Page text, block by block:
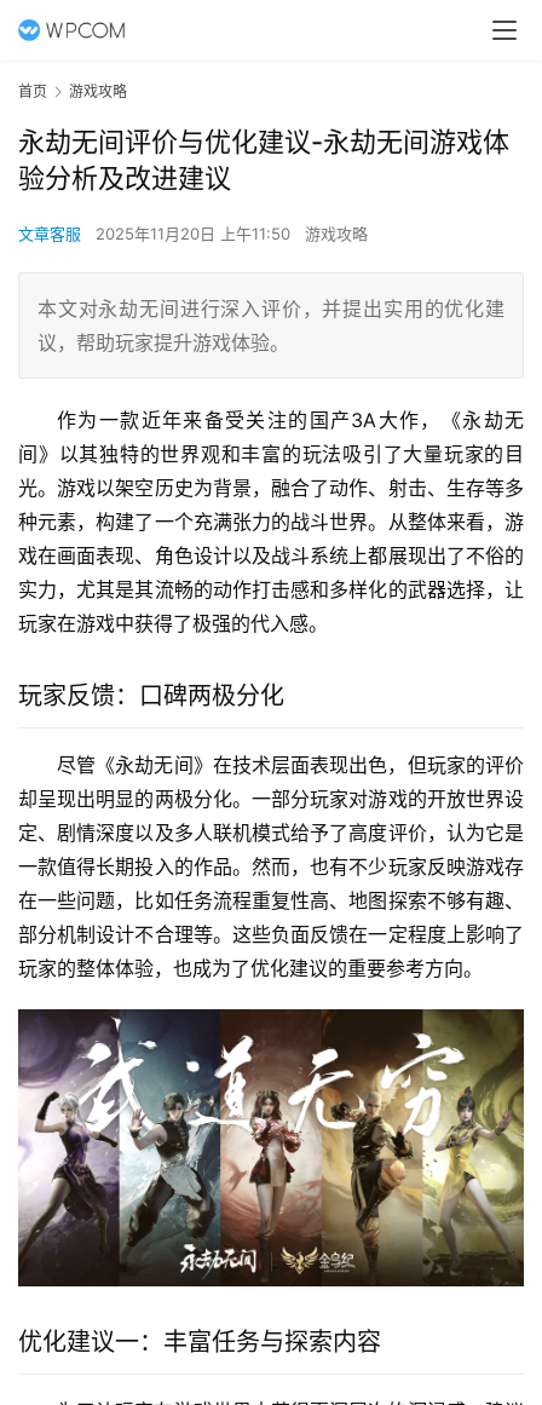
首页 游戏攻略
永劫无间评价与优化建议-永劫无间游戏体
验分析及改进建议
文章客服 2025年11月20日 上午11:50 游戏攻略
本文对永劫无间进行深入评价，并提出实用的优化建
议，帮助玩家提升游戏体验。
作为一款近年来备受关注的国产3A大作，《永劫无
间》以其独特的世界观和丰富的玩法吸引了大量玩家的目
光。游戏以架空历史为背景，融合了动作、射击、生存等多
种元素，构建了一个充满张力的战斗世界。从整体来看，游
戏在画面表现、角色设计以及战斗系统上都展现出了不俗的
实力，尤其是其流畅的动作打击感和多样化的武器选择，让
玩家在游戏中获得了极强的代入感。
玩家反馈：口碑两极分化
尽管《永劫无间》在技术层面表现出色，但玩家的评价
却呈现出明显的两极分化。一部分玩家对游戏的开放世界设
定、剧情深度以及多人联机模式给予了高度评价，认为它是
一款值得长期投入的作品。然而，也有不少玩家反映游戏存
在一些问题，比如任务流程重复性高、地图探索不够有趣、
部分机制设计不合理等。这些负面反馈在一定程度上影响了
玩家的整体体验，也成为了优化建议的重要参考方向。
优化建议一：丰富任务与探索内容